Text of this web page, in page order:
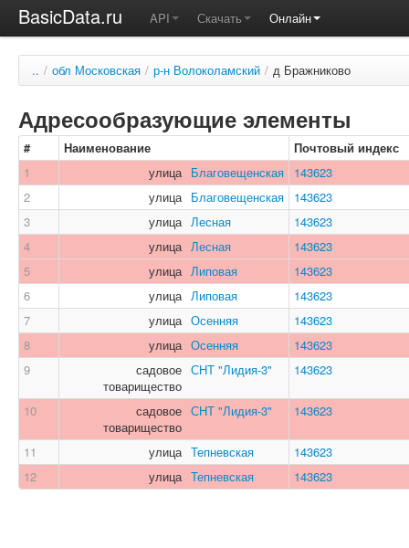
BasicData.ru API Скачать Онлайн
.. / обл Московская / р-н Волоколамский / д Бражниково
Адресообразующие элементы
# Наименование
Почтовый индекс
1
улица Благовещенская
143623
2
улица Благовещенская
143623
3
улица Лесная
143623
4
улица Лесная
143623
5
улица Липовая
143623
6
улица Липовая
143623
7
улица Осенняя
143623
8
улица Осенняя
143623
9
садовое
товарищество
СНТ "Лидия-3" 143623
10
садовое
товарищество
СНТ "Лидия-3" 143623
11 улица Тепневская
143623
12
улица Тепневская 143623